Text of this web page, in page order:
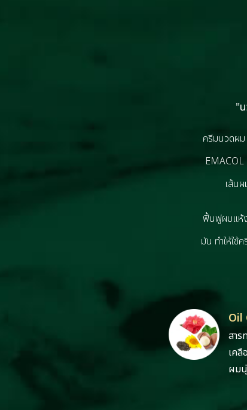
"
ครีมนวดผม
เส้น
ฟื้นฟูผมแห้ง
มัน ทําให้ใ
Oil
สาร
เค
ผม